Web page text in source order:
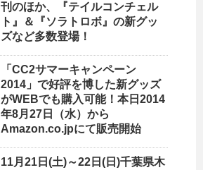
刊のほか、『テイルコンチェル
ト』＆『ソラトロボ』の新グッ
ズなど多数登場！
「CC2サマーキャンペーン
2014」で好評を博した新グッズ
がWEBでも購入可能！本日2014
年8月27日（水）から
Amazon.co.jpにて販売開始
11月21日(土)～22日(日)千葉県木